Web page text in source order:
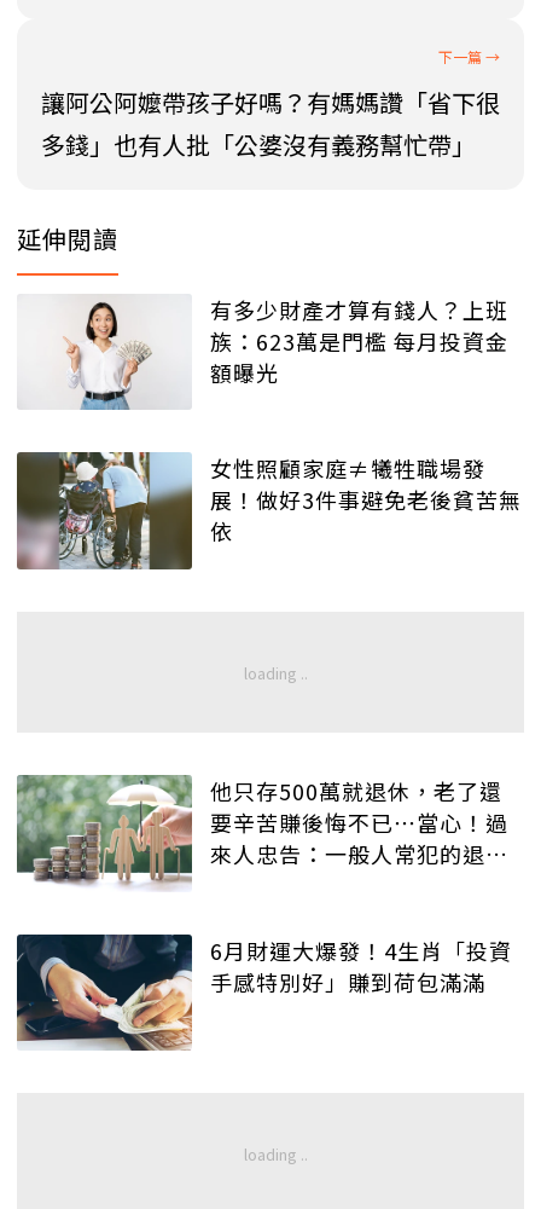
讓阿公阿嬤帶孩子好嗎？有媽媽讚「省下很
多錢」也有人批「公婆沒有義務幫忙帶」
延伸閱讀
有多少財產才算有錢人？上班
族：623萬是門檻 每月投資金
額曝光
女性照顧家庭≠犧牲職場發
展！做好3件事避免老後貧苦無
依
他只存500萬就退休，老了還
要辛苦賺後悔不已⋯當心！過
來人忠告：一般人常犯的退休
6月財運大爆發！4生肖「投資
手感特別好」賺到荷包滿滿